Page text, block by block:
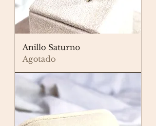
Anillo Saturno
Agotado